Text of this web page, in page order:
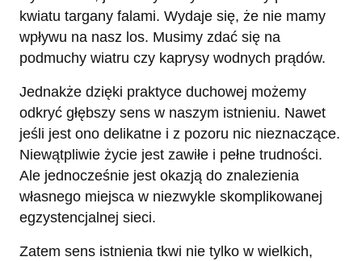
kwiatu targany falami. Wydaje się, że nie mamy
wpływu na nasz los. Musimy zdać się na
podmuchy wiatru czy kaprysy wodnych prądów.
Jednakże dzięki praktyce duchowej możemy
odkryć głębszy sens w naszym istnieniu. Nawet
jeśli jest ono delikatne i z pozoru nic nieznaczące.
Niewątpliwie życie jest zawiłe i pełne trudności.
Ale jednocześnie jest okazją do znalezienia
własnego miejsca w niezwykle skomplikowanej
egzystencjalnej sieci.
Zatem sens istnienia tkwi nie tylko w wielkich,